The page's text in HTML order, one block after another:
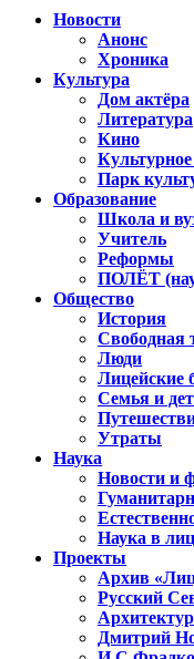
Новости
Анонс
Хроника
Культура
Дом актёра
Литература
Кино
Культурное
Парк
Образование
Школа и
Учитель
Реформы
ПОЛЁТ
Общество
История
Свободная
Люди
Лицейские
Семья и
Утраты
Наука
Новости и
Наука в
Проекты
Архив
Русский
Дмитрий